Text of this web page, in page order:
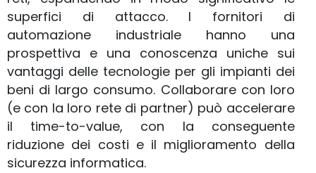
superfici di attacco. I fornitori di
automazione industriale hanno una
prospettiva e una conoscenza uniche sui
vantaggi delle tecnologie per gli impianti dei
beni di largo consumo. Collaborare con loro
(e con la loro rete di partner) può accelerare
il time-to-value, con la conseguente
riduzione dei costi e il miglioramento della
sicurezza informatica.